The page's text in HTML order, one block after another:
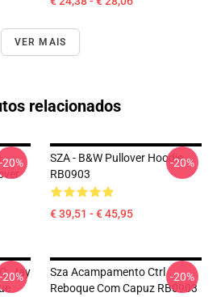
VER MAIS
relacionados
-20%
SZA - B&W Pullover Hoodie
RB0903
€ 39,51 - € 45,95
-20%
Jay
-20%
Sza Acampamento Ctrl
Reboque Com Capuz RB0903
-20%